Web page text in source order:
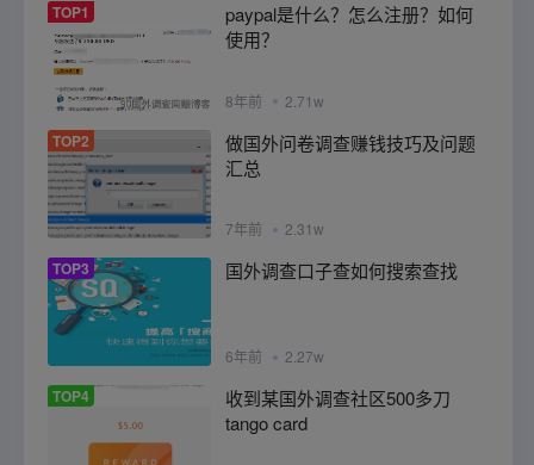
TOP1
paypal是什么？怎么注册？如何
使用？
8年前 2.71w
TOP2
做国外问卷调查赚钱技巧及问题
汇总
7年前 2.31w
TOP3 国外调查口子查如何搜索查找
6年前 2.27w
TOP4
收到某国外调查社区500多刀
tango card